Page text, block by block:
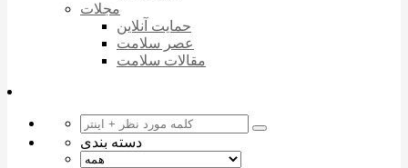
مجلات
حمایت آنلاین
عصر سلامت
مقالات سلامت
دسته بندی